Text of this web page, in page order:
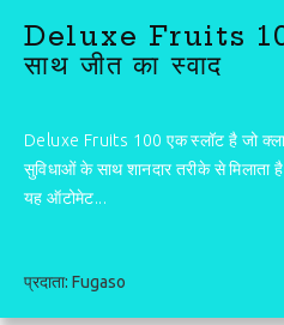
Deluxe Fruits
साथ जीत का स्वाद
Deluxe Fruits 100 एक स्लॉट है जो
सुविधाओं के साथ शानदार तरीके से मिलाता
यह ऑटोमेट...
प्रदाता: Fugaso